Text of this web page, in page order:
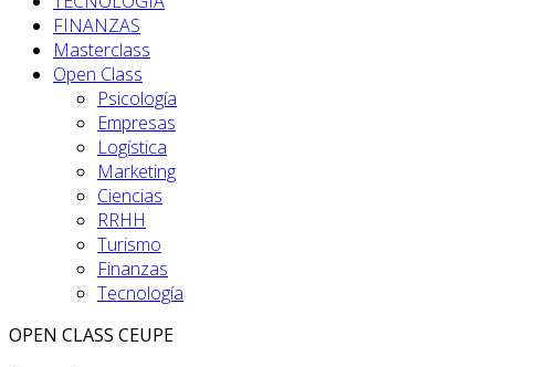
FINANZAS
Masterclass
Open Class
Psicología
Empresas
Logística
Marketing
Ciencias
RRHH
Turismo
Finanzas
Tecnología
OPEN CLASS CEUPE